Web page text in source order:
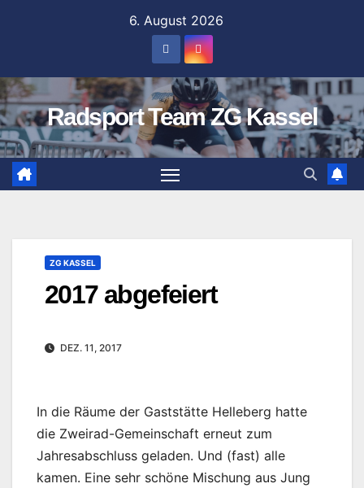
6. August 2026
Radsport Team ZG Kassel
ZG KASSEL
2017 abgefeiert
DEZ. 11, 2017
In die Räume der Gaststätte Helleberg hatte
die Zweirad-Gemeinschaft erneut zum
Jahresabschluss geladen. Und (fast) alle
kamen. Eine sehr schöne Mischung aus Jung